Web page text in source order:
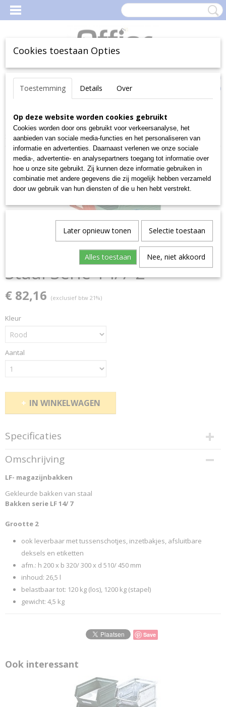
Inloggen Registreren
Uw Winkelwagen
(0)
Home >Magazijn>MagazijnBakken en -Boxen>
Magazijnbakken>Bakken-met-zichtopening>Serie 14/7 Staal
Staal Serie 14/7-2
Staal Serie 14/7-2
€ 82,16 (exclusief btw 21%)
Kleur
Aantal
IN WINKELWAGEN
Specificaties
Productcode
90847
Productcode leverancier
Omschrijving
LF- magazijnbakken
Gekleurde bakken van staal
Bakken serie LF 14/ 7
Grootte 2
ook leverbaar met tussenschotjes, inzetbakjes, afsluitbare
deksels en etiketten
afm.: h 200 x b 320/ 300 x d 510/ 450 mm
inhoud: 26,5 l
belastbaar tot: 120 kg (los), 1200 kg (stapel)
gewicht: 4,5 kg
Save
Ook interessant
Cookies toestaan Opties
Toestemming Details Over
Op deze website worden cookies gebruikt
Cookies worden door ons gebruikt voor verkeersanalyse, het
aanbieden van sociale media-functies en het personaliseren van
informatie en advertenties. Daarnaast verlenen we onze sociale
media-, advertentie- en analysepartners toegang tot informatie over
hoe u onze site gebruikt. Zij kunnen deze informatie gebruiken in
combinatie met andere gegevens die zij mogelijk hebben verzameld
door uw gebruik van hun diensten of die u hen hebt verstrekt.
Later opnieuw tonen Selectie toestaan
Alles toestaan Nee, niet akkoord